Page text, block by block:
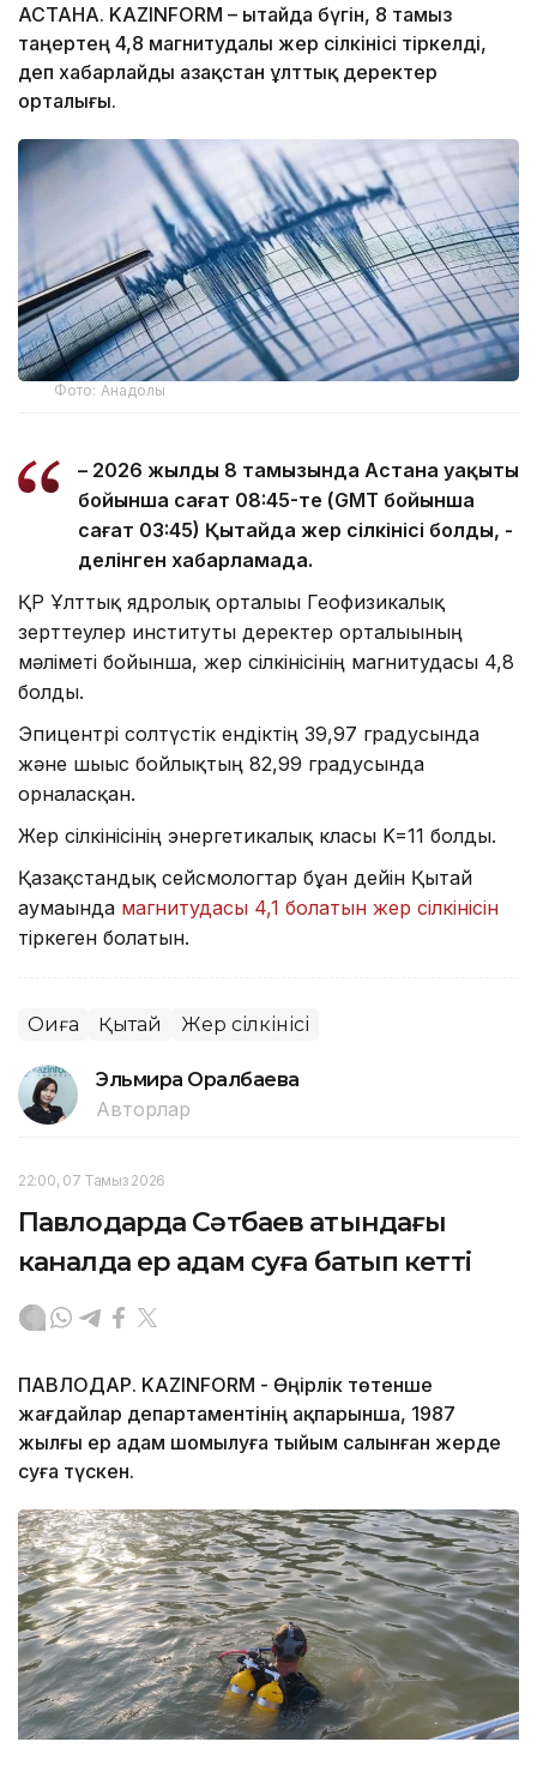
АСТАНА. KAZINFORM – Қытайда бүгін, 8 тамыз
таңертең 4,8 магнитудалы жер сілкінісі тіркелді,
деп хабарлайды Қазақстан ұлттық деректер
орталығы.
Фото: Анадолы
– 2026 жылдың 8 тамызында Астана уақыты
бойынша сағат 08:45-те (GMT бойынша
сағат 03:45) Қытайда жер сілкінісі болды, -
делінген хабарламада.
ҚР Ұлттық ядролық орталығы Геофизикалық
зерттеулер институты деректер орталығының
мәліметі бойынша, жер сілкінісінің магнитудасы 4,8
болды.
Эпицентрі солтүстік ендіктің 39,97 градусында
және шығыс бойлықтың 82,99 градусында
орналасқан.
Жер сілкінісінің энергетикалық класы K=11 болды.
Қазақстандық сейсмологтар бұған дейін Қытай
аумағында магнитудасы 4,1 болатын жер сілкінісін
тіркеген болатын.
Оқиға Қытай Жер сілкінісі
Эльмира Оралбаева
Авторлар
22:00, 07 Тамыз 2026
Павлодарда Сәтбаев атындағы
каналда ер адам суға батып кетті
ПАВЛОДАР. KAZINFORM - Өңірлік төтенше
жағдайлар департаментінің ақпарынша, 1987
жылғы ер адам шомылуға тыйым салынған жерде
суға түскен.